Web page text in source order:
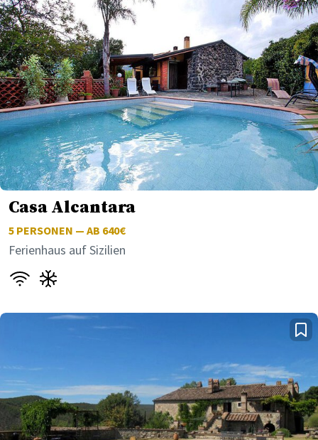
Casa Alcantara
5 PERSONEN — AB 640€
Ferienhaus auf Sizilien